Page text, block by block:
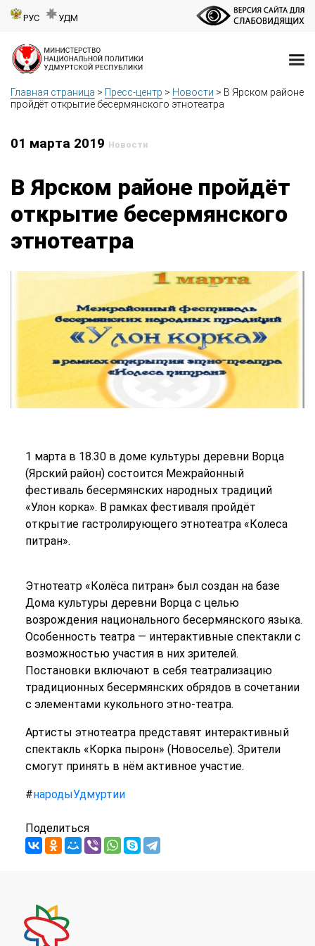
РУС УДМ
Главная страница > Пресс-центр > Новости > В Ярском районе
пройдёт открытие бесермянского этнотеатра
01 марта 2019 Новости
В Ярском районе пройдёт
открытие бесермянского
этнотеатра
1 марта в 18.30 в доме культуры деревни Ворца
(Ярский район) состоится Межрайонный
фестиваль бесермянских народных традиций
«Улон корка». В рамках фестиваля пройдёт
открытие гастролирующего этнотеатра «Колеса
питран».
Этнотеатр «Колёса питран» был создан на базе
Дома культуры деревни Ворца с целью
возрождения национального бесермянского языка.
Особенность театра — интерактивные спектакли с
возможностью участия в них зрителей.
Постановки включают в себя театрализацию
традиционных бесермянских обрядов в сочетании
с элементами кукольного этно-театра.
Артисты этнотеатра представят интерактивный
спектакль «Корка пырон» (Новоселье). Зрители
смогут принять в нём активное участие.
#народыУдмуртии
Поделиться